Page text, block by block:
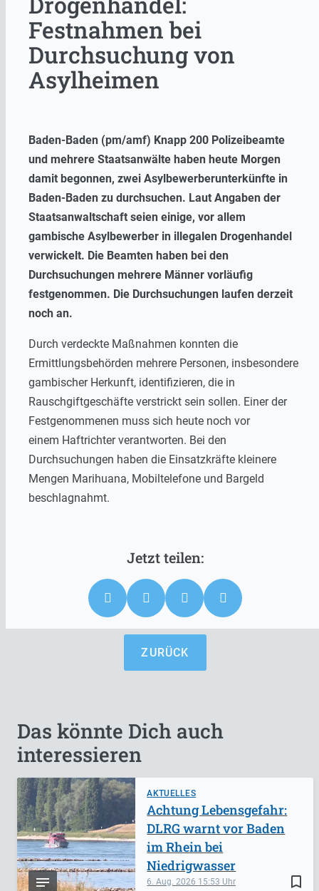
Festnahmen bei
Durchsuchung von
Asylheimen
Baden-Baden (pm/amf) Knapp 200 Polizeibeamte
und mehrere Staatsanwälte haben heute Morgen
damit begonnen, zwei Asylbewerberunterkünfte in
Baden-Baden zu durchsuchen. Laut Angaben der
Staatsanwaltschaft seien einige, vor allem
gambische Asylbewerber in illegalen Drogenhandel
verwickelt. Die Beamten haben bei den
Durchsuchungen mehrere Männer vorläufig
festgenommen. Die Durchsuchungen laufen derzeit
noch an.
Durch verdeckte Maßnahmen konnten die
Ermittlungsbehörden mehrere Personen, insbesondere
gambischer Herkunft, identifizieren, die in
Rauschgiftgeschäfte verstrickt sein sollen. Einer der
Festgenommenen muss sich heute noch vor
einem Haftrichter verantworten. Bei den
Durchsuchungen haben die Einsatzkräfte kleinere
Mengen Marihuana, Mobiltelefone und Bargeld
beschlagnahmt.
ZURÜCK
Das könnte Dich auch
interessieren
AKTUELLES
bookmark_border
6. Aug. 2026 15:53
Achtung Lebensgefahr:
DLRG warnt vor Baden
im Rhein bei
Niedrigwasser